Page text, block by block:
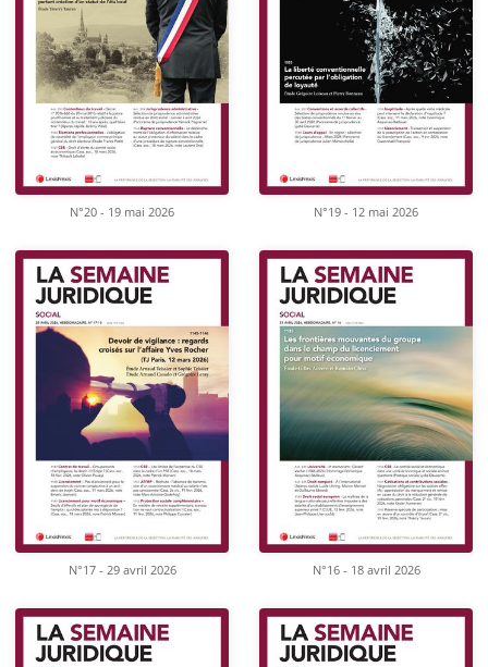
N°20 - 19 mai 2026 N°19 - 12 mai 2026
N°17 - 29 avril 2026 N°16 - 18 avril 2026